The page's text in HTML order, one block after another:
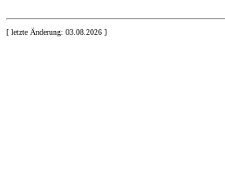
[ letzte Änderung: 03.08.2026 ]